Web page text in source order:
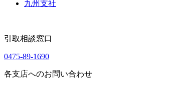
九州支社
引取相談窓口
0475-89-1690
各支店へのお問い合わせ